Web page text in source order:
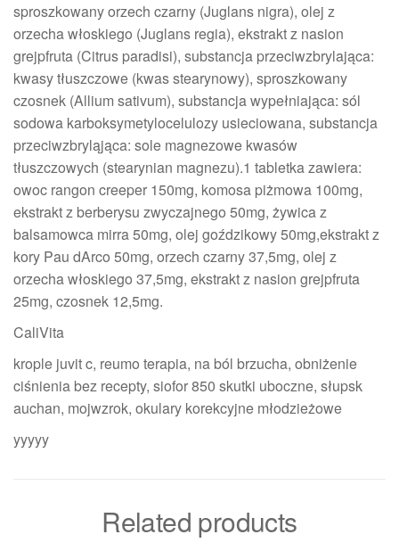
sproszkowany orzech czarny (Juglans nigra), olej z
orzecha włoskiego (Juglans regia), ekstrakt z nasion
grejpfruta (Citrus paradisi), substancja przeciwzbrylająca:
kwasy tłuszczowe (kwas stearynowy), sproszkowany
czosnek (Allium sativum), substancja wypełniająca: sól
sodowa karboksymetylocelulozy usieciowana, substancja
przeciwzbryląjąca: sole magnezowe kwasów
tłuszczowych (stearynian magnezu).1 tabletka zawiera:
owoc rangon creeper 150mg, komosa piżmowa 100mg,
ekstrakt z berberysu zwyczajnego 50mg, żywica z
balsamowca mirra 50mg, olej goździkowy 50mg,ekstrakt z
kory Pau dArco 50mg, orzech czarny 37,5mg, olej z
orzecha włoskiego 37,5mg, ekstrakt z nasion grejpfruta
25mg, czosnek 12,5mg.
CaliVita
krople juvit c, reumo terapia, na ból brzucha, obniżenie
ciśnienia bez recepty, siofor 850 skutki uboczne, słupsk
auchan, mojwzrok, okulary korekcyjne młodzieżowe
yyyyy
Related products